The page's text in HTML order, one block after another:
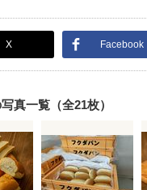
X Facebook
真一覧（全21枚）